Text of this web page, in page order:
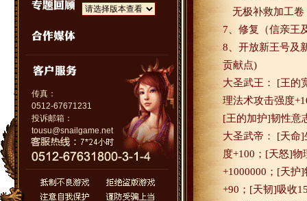
传真：
0512-67671231
投诉邮箱：
tousu@snailgame.net
无极补救加工卷
7 、修复（信亲
8 、开放新王号及
贡献点)
大圣武王： [王的
理法术攻击强度
[王的加护]韧性意
大圣武帝： [天命]
度+100 ； [天怒]物
+1000000 ； [天护]
+90 ； [天韧]吸收